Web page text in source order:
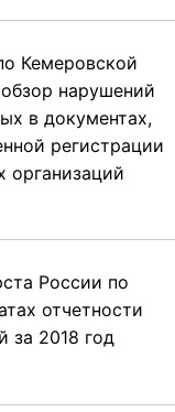
Кемеровской
нарушений
в документах,
регистрации
организаций
России по
отчетности
за 2018 год